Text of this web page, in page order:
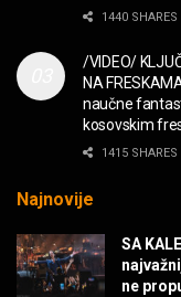
FILM
1440 SHARES
/VIDEO/
NA
naučne
kosovskim
1415 SHARES
Najnovije
SA
ne